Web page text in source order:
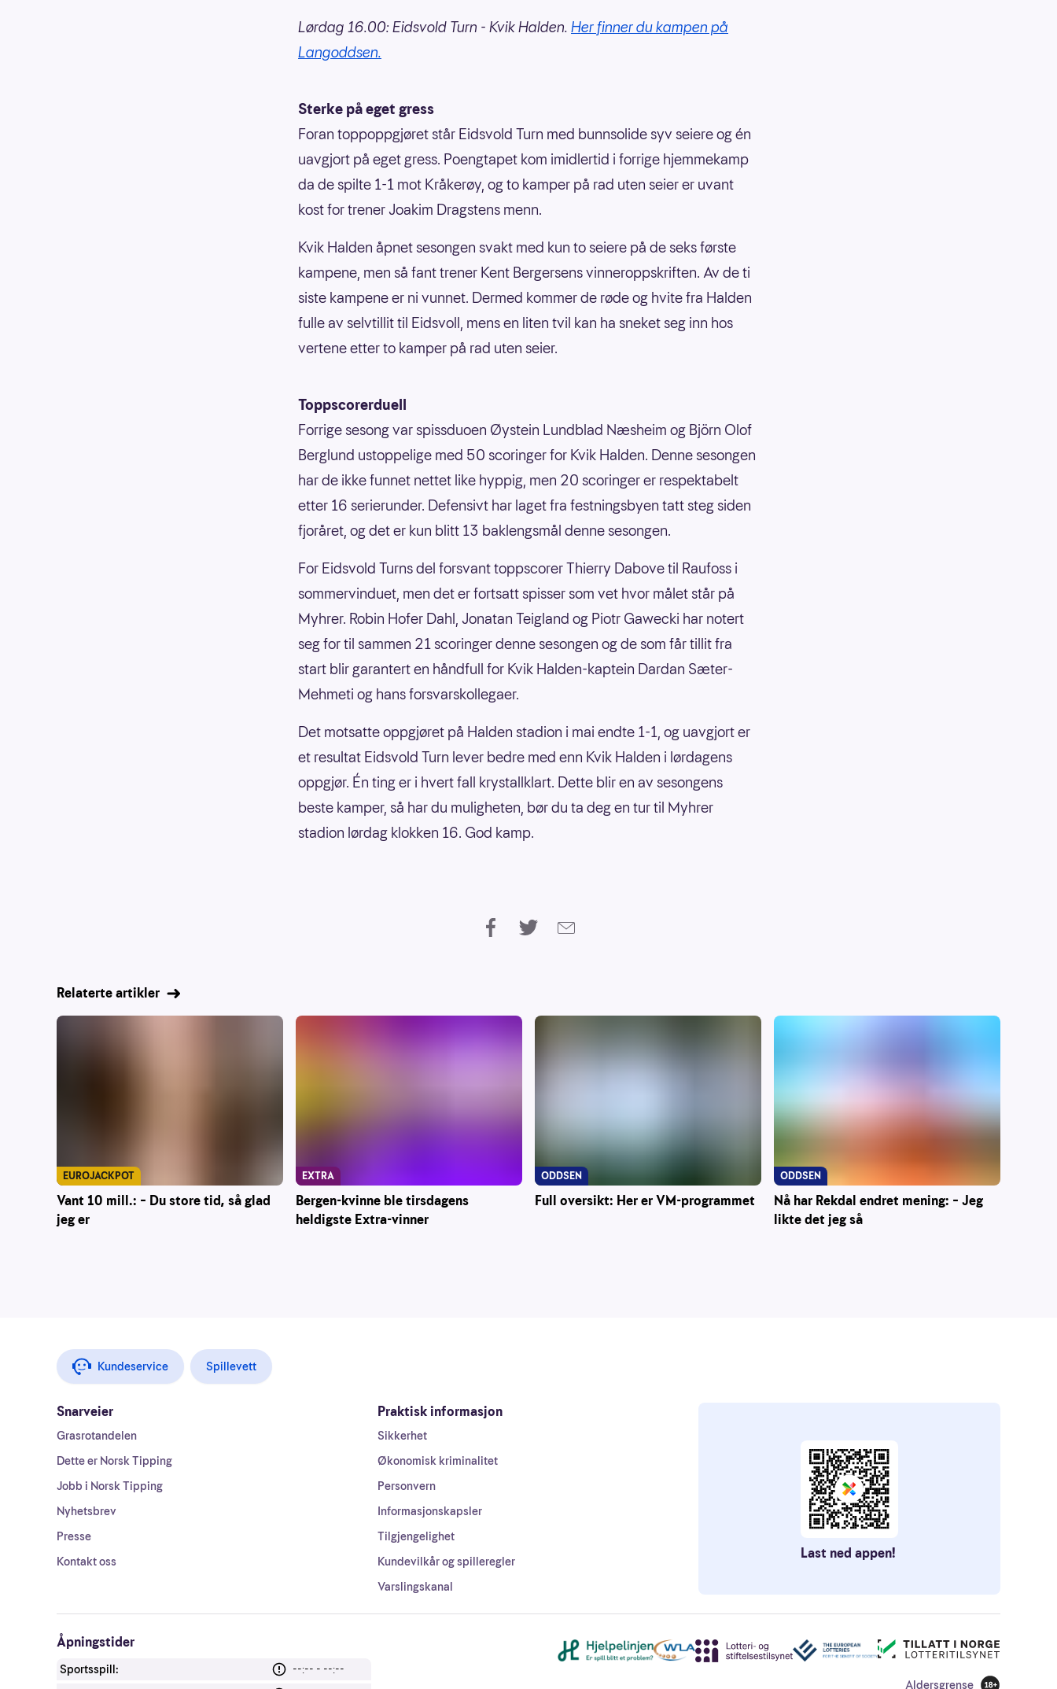
Lørdag 16.00: Eidsvold Turn - Kvik Halden. Her finner du kampen på
Langoddsen.
Sterke på eget gress
Foran toppoppgjøret står Eidsvold Turn med bunnsolide syv seiere og én
uavgjort på eget gress. Poengtapet kom imidlertid i forrige hjemmekamp
da de spilte 1-1 mot Kråkerøy, og to kamper på rad uten seier er uvant
kost for trener Joakim Dragstens menn.
Kvik Halden åpnet sesongen svakt med kun to seiere på de seks første
kampene, men så fant trener Kent Bergersens vinneroppskriften. Av de ti
siste kampene er ni vunnet. Dermed kommer de røde og hvite fra Halden
fulle av selvtillit til Eidsvoll, mens en liten tvil kan ha sneket seg inn hos
vertene etter to kamper på rad uten seier.
Toppscorerduell
Forrige sesong var spissduoen Øystein Lundblad Næsheim og Björn Olof
Berglund ustoppelige med 50 scoringer for Kvik Halden. Denne sesongen
har de ikke funnet nettet like hyppig, men 20 scoringer er respektabelt
etter 16 serierunder. Defensivt har laget fra festningsbyen tatt steg siden
fjoråret, og det er kun blitt 13 baklengsmål denne sesongen.
For Eidsvold Turns del forsvant toppscorer Thierry Dabove til Raufoss i
sommervinduet, men det er fortsatt spisser som vet hvor målet står på
Myhrer. Robin Hofer Dahl, Jonatan Teigland og Piotr Gawecki har notert
seg for til sammen 21 scoringer denne sesongen og de som får tillit fra
start blir garantert en håndfull for Kvik Halden-kaptein Dardan Sæter-
Mehmeti og hans forsvarskollegaer.
Det motsatte oppgjøret på Halden stadion i mai endte 1-1, og uavgjort er
et resultat Eidsvold Turn lever bedre med enn Kvik Halden i lørdagens
oppgjør. Én ting er i hvert fall krystallklart. Dette blir en av sesongens
beste kamper, så har du muligheten, bør du ta deg en tur til Myhrer
stadion lørdag klokken 16. God kamp.
Relaterte artikler
Vant 10 mill.: – Du store tid, så glad
jeg er
EUROJACKPOT
Bergen-kvinne ble tirsdagens
heldigste Extra-vinner
EXTRA
Full oversikt: Her er VM-programmet
ODDSEN
Nå har Rekdal endret mening: – Jeg
likte det jeg så
ODDSEN
Kundeservice Spillevett
Snarveier
Grasrotandelen
Dette er Norsk Tipping
Jobb i Norsk Tipping
Nyhetsbrev
Presse
Kontakt oss
Praktisk informasjon
Sikkerhet
Økonomisk kriminalitet
Personvern
Informasjonskapsler
Tilgjengelighet
Kundevilkår og spilleregler
Varslingskanal
Last ned appen!
Åpningstider
Sportsspill:
--:-- - --:--
Aldersgrense